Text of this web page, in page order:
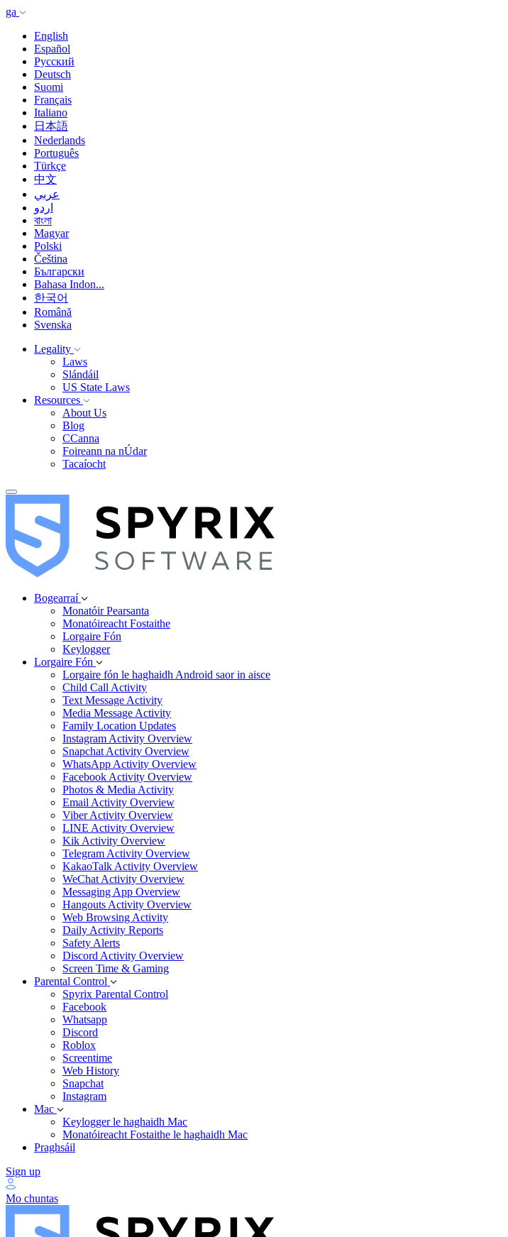
ga
English
Español
Русский
Deutsch
Suomi
Français
Italiano
日本語
Nederlands
Português
Türkçe
中文
عربي
اردو
বাংলা
Magyar
Polski
Čeština
Български
Bahasa Indon...
한국어
Română
Svenska
Legality
Laws
Slándáil
US State Laws
Resources
About Us
Blog
CCanna
Foireann na nÚdar
Tacaíocht
Bogearraí
Monatóir Pearsanta
Monatóireacht Fostaithe
Lorgaire Fón
Keylogger
Lorgaire Fón
Lorgaire fón le haghaidh Android saor in aisce
Child Call Activity
Text Message Activity
Media Message Activity
Family Location Updates
Instagram Activity Overview
Snapchat Activity Overview
WhatsApp Activity Overview
Facebook Activity Overview
Photos & Media Activity
Email Activity Overview
Viber Activity Overview
LINE Activity Overview
Kik Activity Overview
Telegram Activity Overview
KakaoTalk Activity Overview
WeChat Activity Overview
Messaging App Overview
Hangouts Activity Overview
Web Browsing Activity
Daily Activity Reports
Safety Alerts
Discord Activity Overview
Screen Time & Gaming
Parental Control
Spyrix Parental Control
Facebook
Whatsapp
Discord
Roblox
Screentime
Web History
Snapchat
Instagram
Mac
Keylogger le haghaidh Mac
Monatóireacht Fostaithe le haghaidh Mac
Praghsáil
Sign up
Mo chuntas